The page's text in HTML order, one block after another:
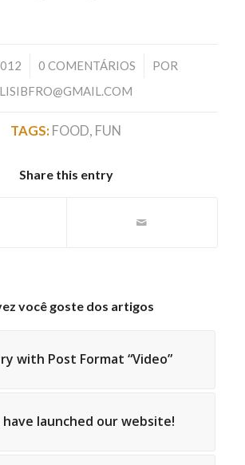
0 COMENTÁRIOS
/
POR
LISIBFRO@GMAIL.COM
TAGS: FOOD, FUN
Share this entry
você goste dos artigos
with Post Format “Video”
have launched our website!